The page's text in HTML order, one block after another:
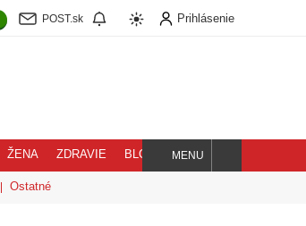
POST.sk Prihlásenie
ŽENA ZDRAVIE BLOG
Hľadaj
MENU
Ostatné